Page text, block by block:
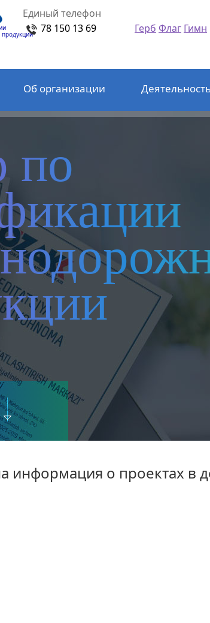
Единый телефон
78 150 13 69
Герб Флаг Гимн
Об организации
по
информация о проектах в